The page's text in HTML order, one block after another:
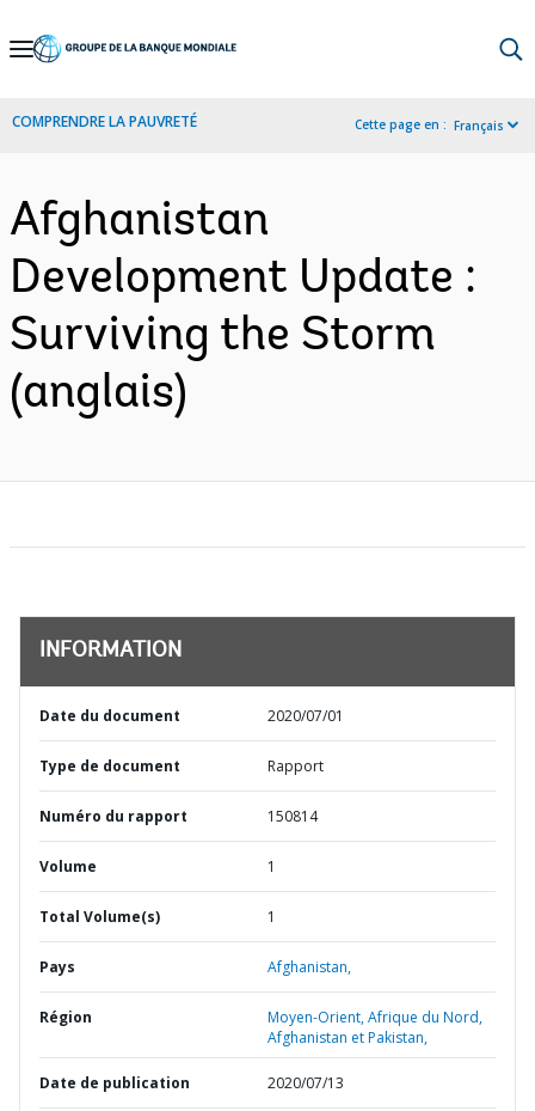
Skip
Navigation
COMPRENDRE LA PAUVRETÉ Cette page en : Français
Afghanistan
Development Update :
Surviving the Storm
(anglais)
INFORMATION
Date du document 2020/07/01
Type de document Rapport
Numéro du rapport 150814
Volume 1
Total Volume(s) 1
Pays Afghanistan,
Région
Moyen-Orient, Afrique du Nord,
Afghanistan et Pakistan,
Date de publication 2020/07/13